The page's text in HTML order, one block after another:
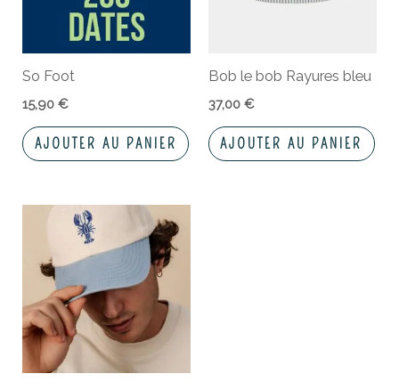
So Foot
15,90€
AJOUTER AU PANIER
Bob le bob Rayures bleu
37,00 €
AJOUTER AU PANIER